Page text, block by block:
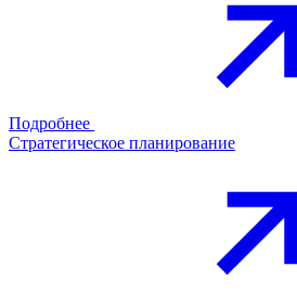
Подробнее
Стратегическое планирование